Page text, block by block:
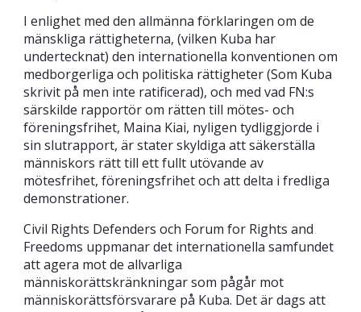
I enlighet med den allmänna förklaringen om de
mänskliga rättigheterna, (vilken Kuba har
undertecknat) den internationella konventionen om
medborgerliga och politiska rättigheter (Som Kuba
skrivit på men inte ratificerad), och med vad FN:s
särskilde rapportör om rätten till mötes- och
föreningsfrihet, Maina Kiai, nyligen tydliggjorde i
sin slutrapport, är stater skyldiga att säkerställa
människors rätt till ett fullt utövande av
mötesfrihet, föreningsfrihet och att delta i fredliga
demonstrationer.
Civil Rights Defenders och Forum for Rights and
Freedoms uppmanar det internationella samfundet
att agera mot de allvarliga
människorättskränkningar som pågår mot
människorättsförsvarare på Kuba. Det är dags att